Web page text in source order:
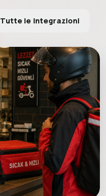
Tutte le Integrazioni